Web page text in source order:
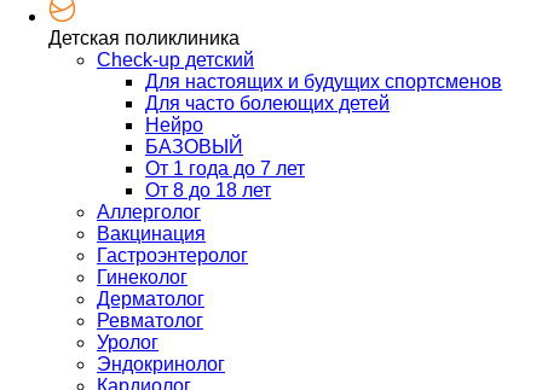
Детская поликлиника
Check-up детский
Для настоящих и будущих спортсменов
Для часто болеющих детей
Нейро
БАЗОВЫЙ
От 1 года до 7 лет
От 8 до 18 лет
Аллерголог
Вакцинация
Гастроэнтеролог
Гинеколог
Дерматолог
Ревматолог
Уролог
Эндокринолог